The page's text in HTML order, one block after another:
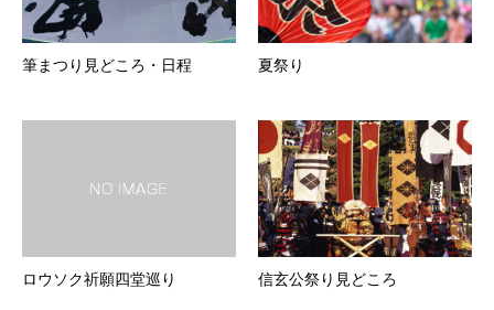
筆まつり見どころ・日程 夏祭り
ロウソク祈願四堂巡り 信玄公祭り見どころ